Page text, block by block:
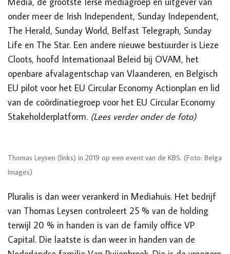
onder meer de Irish Independent, Sunday Independent,
The Herald, Sunday World, Belfast Telegraph, Sunday
Life en The Star. Een andere nieuwe bestuurder is Lieze
Cloots, hoofd Internationaal Beleid bij OVAM, het
openbare afvalagentschap van Vlaanderen, en Belgisch
EU pilot voor het EU Circular Economy Actionplan en lid
van de coördinatiegroep voor het EU Circular Economy
Stakeholderplatform. (Lees verder onder de foto)
Thomas Leysen (links) in 2019 op een event van de KBS. (Foto: Belga
Images)
Pluralis is dan weer verankerd in Mediahuis. Het bedrijf
van Thomas Leysen controleert 25 % van de holding
terwijl 20 % in handen is van de family office VP
Capital. Die laatste is dan weer in handen van de